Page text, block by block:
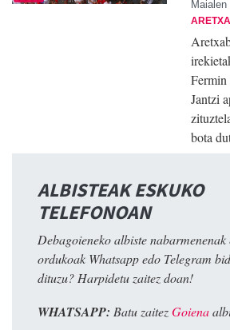
Maialen
Fermin
Jantzi
bota
ALBISTEAK ESKUKO
TELEFONOAN
Debagoieneko albiste nabarmenenak
ordukoak Whatsapp edo Telegram
dituzu? Harpidetu zaitez doan!
WHATSAPP: Batu zaitezGoiena